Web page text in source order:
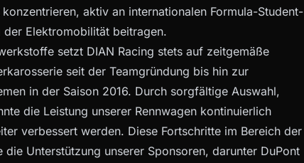
aktiv an internationalen Formula-Student-
Elektromobilität beitragen.
setzt DIAN Racing stets auf zeitgemäße
seit der Teamgründung bis hin zur
in der Saison 2016. Durch sorgfältige Auswahl,
die Leistung unserer Rennwagen kontinuierlich
verbessert werden. Diese Fortschritte im Bereich der
Unterstützung unserer Sponsoren, darunter DuPont